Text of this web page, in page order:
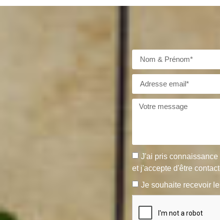
J'ai pris
et j'accepte d'être
Je souhaite recevoir